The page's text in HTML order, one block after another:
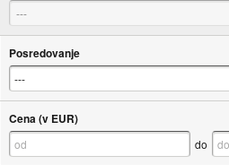
---
Posredovanje
Cena (v EUR)
do